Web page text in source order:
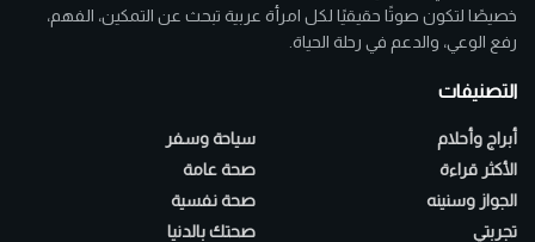
خصيصًا لتكون صوتًا حقيقيًا لكل امرأة عربية تبحث عن التمكين، الفهم،
رفع الوعي، والدعم في رحلة الحياة.
التصنيفات
أبراج وأحلام
الأكثر قراءة
الجواز وسنينه
تجربتي
سياحة وسفر
صحة عامة
صحة نفسية
صحتك بالدنيا